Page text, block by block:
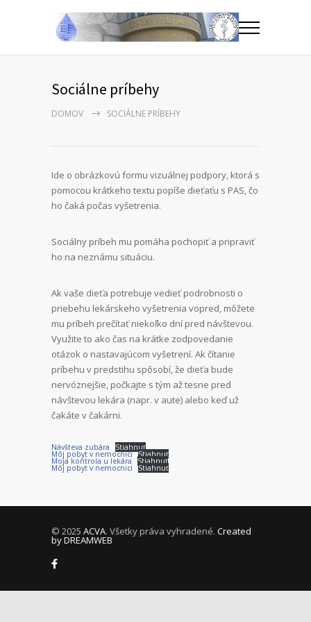
Sociálne príbehy
DOMOV SOCIÁLNE PRÍBEHY
Ide o obrázkovú formu vizuálnej podpory, ktorá s
pomocou krátkeho textu popíše dieťaťu s PAS, čo
ho čaká počas vyšetrenia.
Sociálny príbeh mu pomáha pochopiť a pripraviť
ho na neznámu situáciu.
Ak vaše dieťa potrebuje vedieť podrobnosti o
priebehu lekárskeho vyšetrenia vopred, môžete
mu príbeh prečítať niekoľko dní pred návštevou.
Využite to ako čas na krátke zodpovedanie
otázok o nastavajúcom vyšetrení. Ak čítanie
príbehu v predstihu spôsobí, že dieťa bude
nervóznejšie, počkajte s tým až tesne pred
návštevou lekára (napr. v aute) alebo keď už
čakáte v čakárni.
Návšteva zubára Stiahnuť
Môj pobyt v nemocnici Stiahnuť
Moja kontrola u lekára Stiahnuť
Môj pobyt v nemocnici Stiahnuť
© 2025 ACVA. Všetky práva vyhradené. Created
by DREAMWEB